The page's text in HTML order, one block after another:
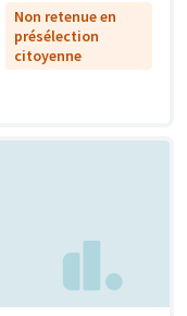
Non retenue en
présélection
citoyenne